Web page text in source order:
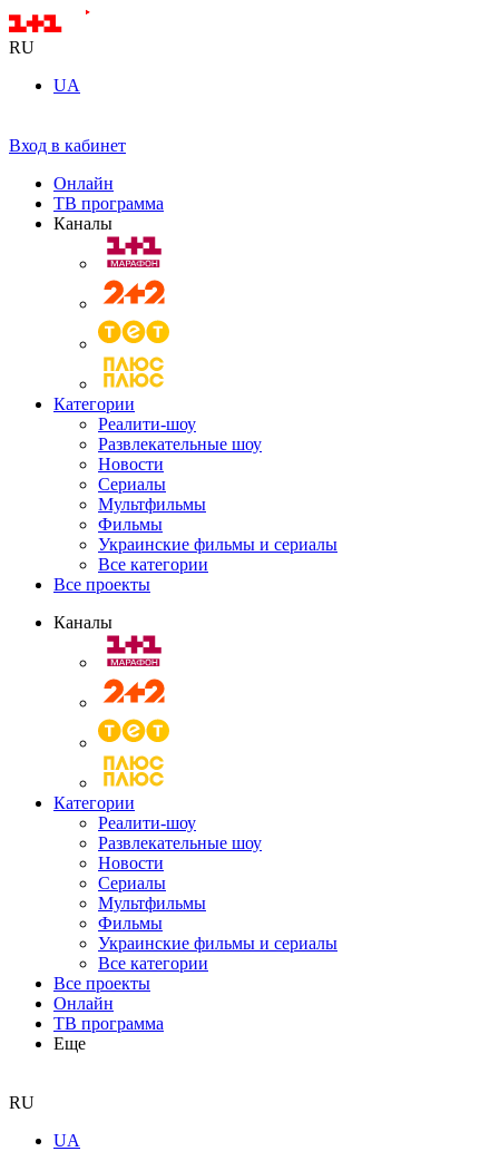
RU
UA
Вход в кабинет
Онлайн
ТВ программа
Каналы
Категории
Реалити-шоу
Развлекательные шоу
Новости
Сериалы
Мультфильмы
Фильмы
Украинские фильмы и сериалы
Все категории
Все проекты
Каналы
Категории
Реалити-шоу
Развлекательные шоу
Новости
Сериалы
Мультфильмы
Фильмы
Украинские фильмы и сериалы
Все категории
Все проекты
Онлайн
ТВ программа
Еще
RU
UA